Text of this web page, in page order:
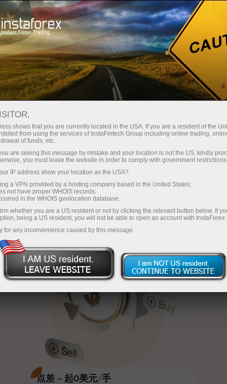
InstaForex
点差 - 起0美元/手
通过InstaForex获得真正竞争力的机
点差和手续费，以及股票和指数交
易的优惠条件
时可获得高达30%的奖金，并享受
其他促销活动和优惠
赛道速度与交易速度共享相同价值
观。Ales Loprais将刺激与纪律元素
带入交易世界，作为InstaForex合作
伙伴，激励客户实现雄心勃勃的目
最低
每笔存款
30%奖金
交易速度
与赛道速度
您的专属礼物大奖
充值$333—选择价值高达$1,500的礼物
无风险交易—
我们保证您的利润
最高X1000奖金—市场上最大倍数
shows that you are currently located in the USA. If you are a resident of the
from using the services of InstaFintech Group including online trading,
of funds, etc.
are seeing this message by mistake and your location is not the US, kindly
you must leave the website in order to comply with government
IP address show your location as the USA?
a VPN provided by a hosting company based in the United States;
not have proper WHOIS records;
in the WHOIS geolocation database.
whether you are a US resident or not by clicking the relevant button below. If
being a US resident, you will not be able to open an account with InstaForex
for any inconvenience caused by this message.